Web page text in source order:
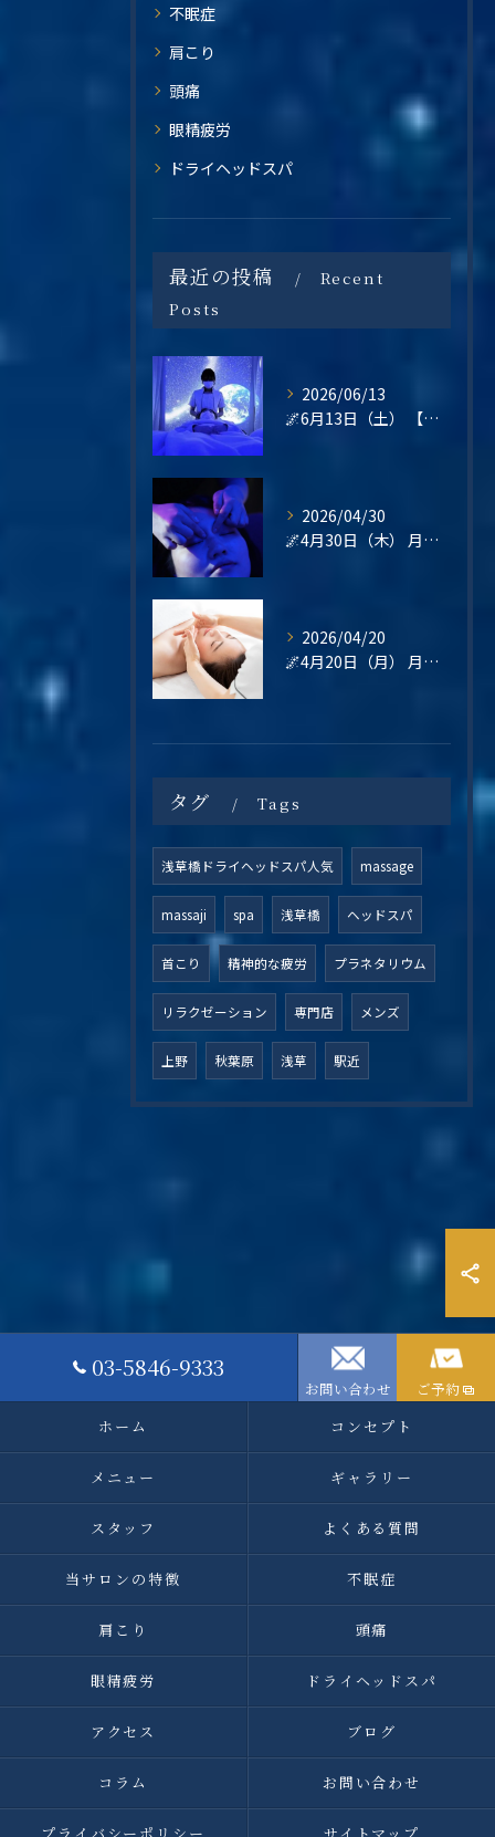
不眠症
肩こり
頭痛
眼精疲労
ドライヘッドスパ
最近の投稿
Recent
Posts
2026/06/13
🌌6月13日（土） 【梅雨の不調・不眠・眼精疲労に。星空の癒し空間で心と頭をリセットしませんか？】
2026/04/30
🌌4月30日（木） 月末の疲れは、“その日のうちに整える”という選択を🌿
2026/04/20
🌌4月20日（月） 月曜日は、“整えてから始める”という選択を🌿
タグ Tags
浅草橋ドライヘッドスパ人気 massage
massaji spa 浅草橋 ヘッドスパ
首こり 精神的な疲労 プラネタリウム
リラクゼーション 専門店 メンズ
上野 秋葉原 浅草 駅近
03-5846-9333
お問い合わせ
ご予約
ホーム
コンセプト
メニュー ギャラリー
スタッフ よくある質問
当サロンの特徴 不眠症
肩こり 頭痛
眼精疲労 ドライヘッドスパ
アクセス ブログ
コラム お問い合わせ